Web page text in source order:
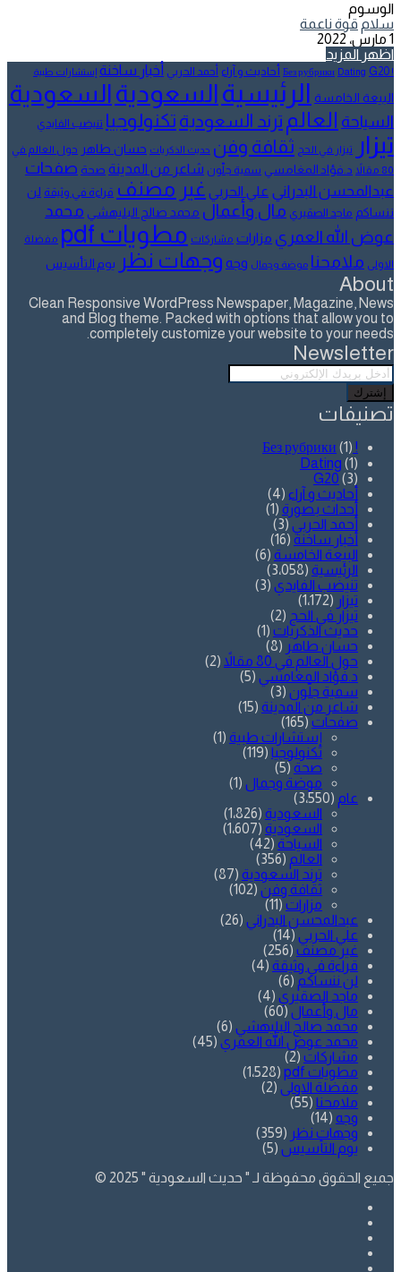
الوسوم
سلام قوة ناعمة
1 مارس، 2022
اظهر المزيد
! Без рубрики
Dating G20 أحاديث و آراء أحمد الحربي أخبار ساخنة إستشارات طبية
البيعة الخامسة الرئيسيةالسعوديةالسعودية
السياحة العالم ترند السعودية تكنولوجيا تنيضب الفايدي
تيزار تيزار في الحج ثقافة وفن حديث الذكريات حسان طاهر حول العالم في
80 مقالاً
د.فؤاد المغامسي سمية جلّون شاعر من المدينة صحة صفحات
عبدالمحسن البدراني علي الحربي غير مصنف قراءة في وثيقة لن
ننساكم ماجد الصقيري مال وأعمال محمد صالح البليهشي محمد
عوض الله العمري مزارات مشاركات مطويات pdf مفضلة
الاولى ملامحنا موضة وجمال وجه وجهات نظر يوم التأسيس
About
Clean Responsive WordPress Newspaper, Magazine, News
and Blog theme. Packed with options that allow you to
completely customize your website to your needs.
Newsletter
أدخل
بريدك
الإلكتروني
تصنيفات
! Без рубрики
(1)
Dating (1)
G20 (3)
أحاديث و آراء (4)
أحداث بصورة (1)
أحمد الحربي (3)
أخبار ساخنة (16)
البيعة الخامسة (6)
الرئيسية (3٬058)
تنيضب الفايدي (3)
تيزار (1٬172)
تيزار في الحج (2)
حديث الذكريات (1)
حسان طاهر (8)
حول العالم في 80 مقالاً
(2)
د.فؤاد المغامسي (5)
سمية جلّون (3)
شاعر من المدينة (15)
صفحات (165)
إستشارات طبية (1)
تكنولوجيا (119)
صحة (5)
موضة وجمال (1)
عام (3٬550)
السعودية (1٬826)
السعودية (1٬607)
السياحة (42)
العالم (356)
ترند السعودية (87)
ثقافة وفن (102)
مزارات (11)
عبدالمحسن البدراني (26)
علي الحربي (14)
غير مصنف (256)
قراءة في وثيقة (4)
لن ننساكم (6)
ماجد الصقيري (4)
مال وأعمال (60)
محمد صالح البليهشي (6)
محمد عوض الله العمري (45)
مشاركات (2)
مطويات pdf
(1٬528)
مفضلة الاولى (2)
ملامحنا (55)
وجه (14)
وجهات نظر (359)
يوم التأسيس (5)
جميع الحقوق محفوظة لـ " حديث السعودية " 2025 ©